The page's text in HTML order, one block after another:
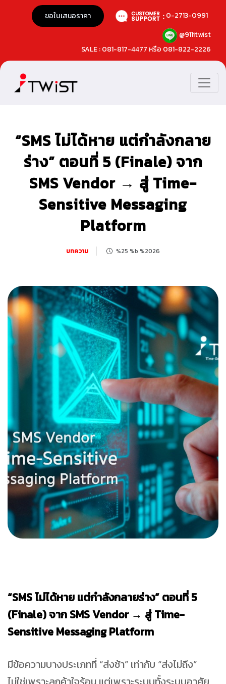
ขอใบเสนอราคา
0-2713-0991
@911itwist
SALE : 081-817-4477 หรือ 081-822-2226
“SMS ไม่ได้หาย แต่กำลังกลาย
ร่าง” ตอนที่ 5 (Finale) จาก
SMS Vendor → สู่ Time-
Sensitive Messaging
Platform
บทความ %25 %b %2026
“SMS ไม่ได้หาย แต่กำลังกลายร่าง” ตอนที่ 5
(Finale) จาก SMS Vendor → สู่ Time-
Sensitive Messaging Platform
มีข้อความบางประเภทที่ “ส่งช้า” เท่ากับ “ส่งไม่ถึง”